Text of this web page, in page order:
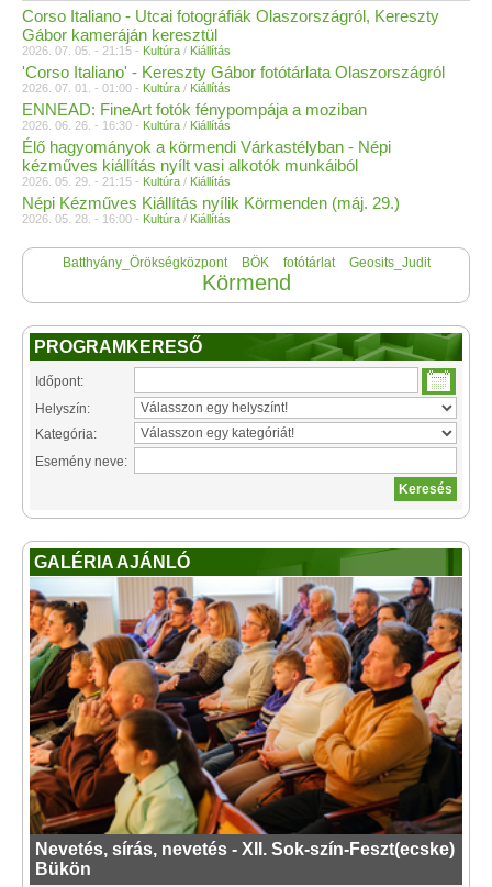
Corso Italiano - Utcai fotográfiák Olaszországról, Kereszty
Gábor kameráján keresztül
2026. 07. 05. - 21:15 - Kultúra / Kiállítás
'Corso Italiano' - Kereszty Gábor fotótárlata Olaszországról
2026. 07. 01. - 01:00 - Kultúra / Kiállítás
ENNEAD: FineArt fotók fénypompája a moziban
2026. 06. 26. - 16:30 - Kultúra / Kiállítás
Élő hagyományok a körmendi Várkastélyban - Népi
kézműves kiállítás nyílt vasi alkotók munkáiból
2026. 05. 29. - 21:15 - Kultúra / Kiállítás
Népi Kézműves Kiállítás nyílik Körmenden (máj. 29.)
2026. 05. 28. - 16:00 - Kultúra / Kiállítás
Batthyány_Örökségközpont BÖK fotótárlat Geosits_Judit
Körmend
PROGRAMKERESŐ
Időpont:
Helyszín:
Kategória:
Esemény neve:
GALÉRIA AJÁNLÓ
Nevetés, sírás, nevetés - XII. Sok-szín-Feszt(ecske)
Bükön